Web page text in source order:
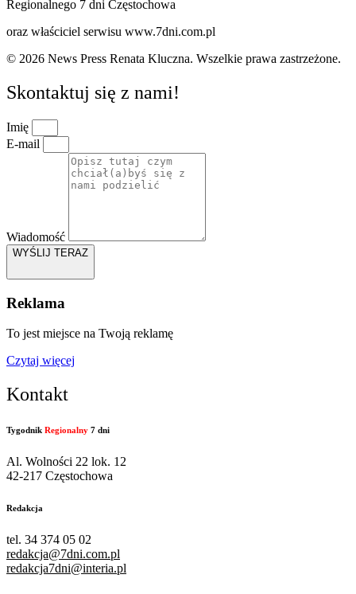
Regionalnego 7 dni Częstochowa
oraz właściciel serwisu www.7dni.com.pl
© 2026 News Press Renata Kluczna. Wszelkie prawa zastrzeżone.
Skontaktuj się z nami!
Imię
E-mail
Wiadomość
WYŚLIJ TERAZ
Reklama
To jest miejsce na Twoją reklamę
Czytaj więcej
Kontakt
Tygodnik Regionalny 7 dni
Al. Wolności 22 lok. 12
42-217 Częstochowa
Redakcja
tel. 34 374 05 02
redakcja@7dni.com.pl
redakcja7dni@interia.pl